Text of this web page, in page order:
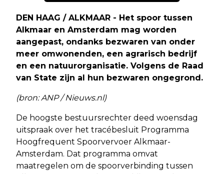
DEN HAAG / ALKMAAR - Het spoor tussen
Alkmaar en Amsterdam mag worden
aangepast, ondanks bezwaren van onder
meer omwonenden, een agrarisch bedrijf
en een natuurorganisatie. Volgens de Raad
van State zijn al hun bezwaren ongegrond.
(bron: ANP / Nieuws.nl)
De hoogste bestuursrechter deed woensdag
uitspraak over het tracébesluit Programma
Hoogfrequent Spoorvervoer Alkmaar-
Amsterdam. Dat programma omvat
maatregelen om de spoorverbinding tussen